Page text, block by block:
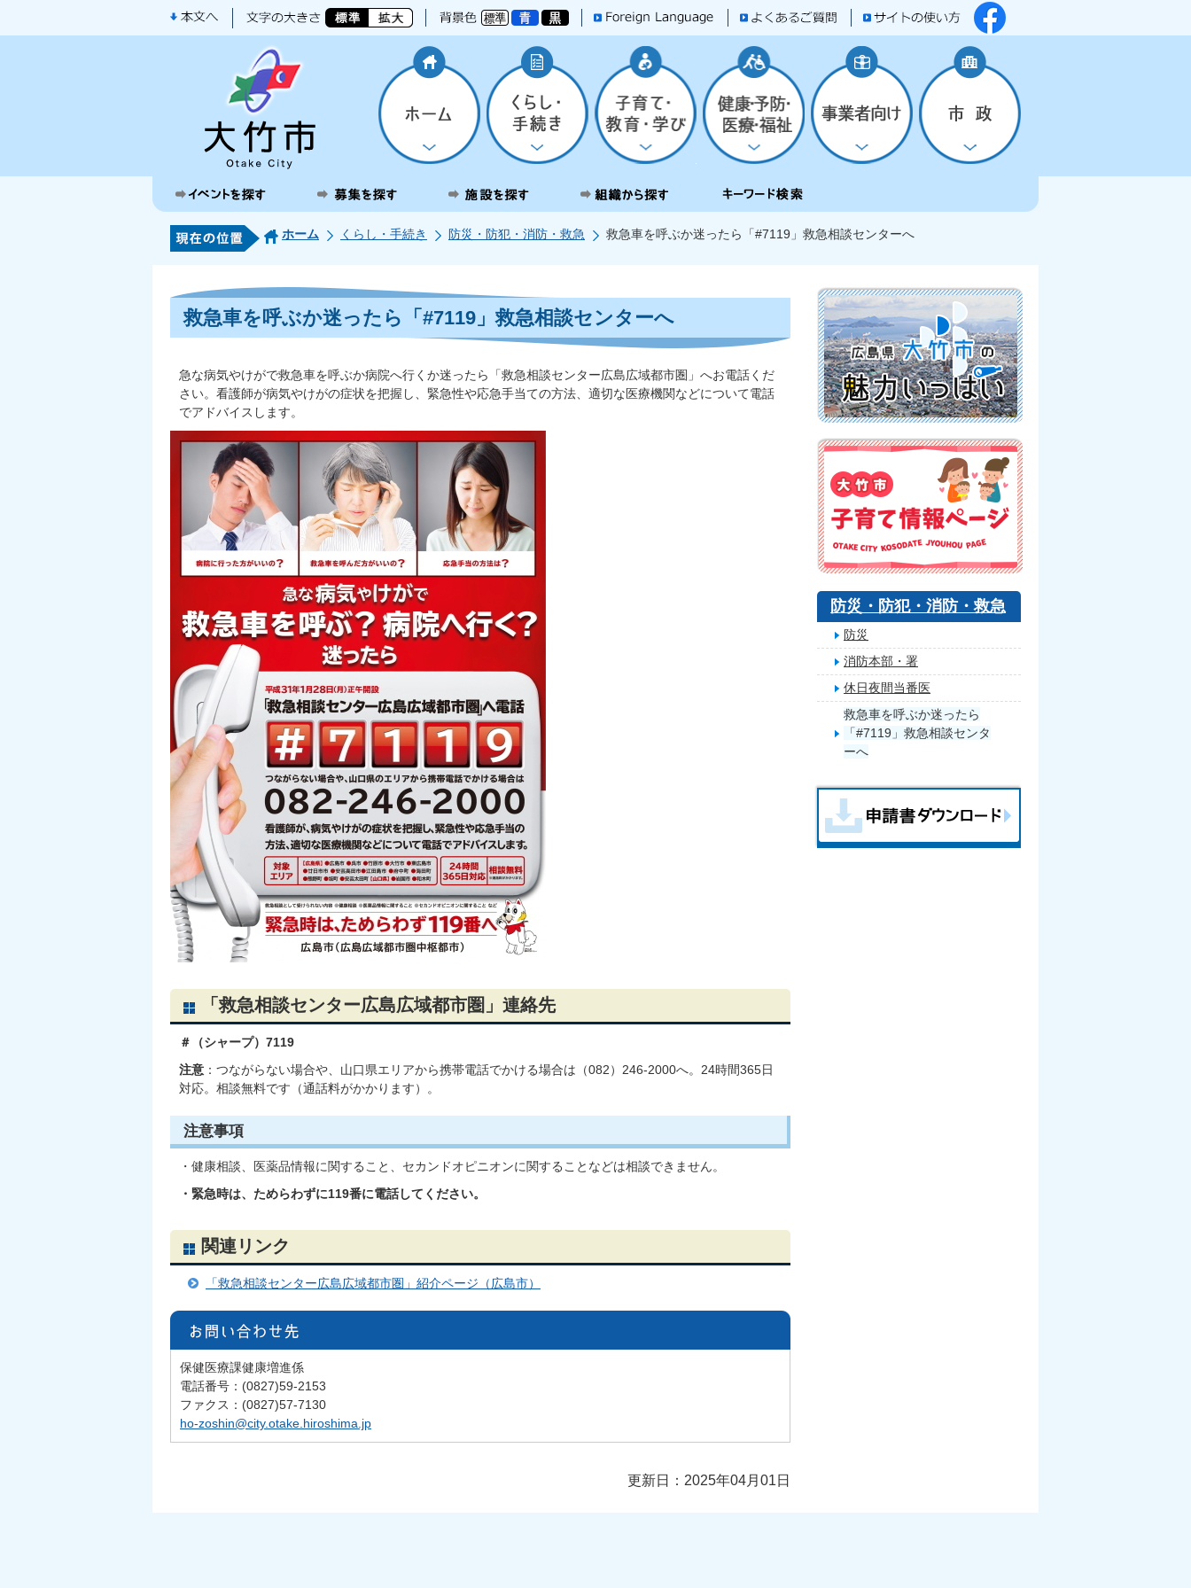
ホーム くらし・手続き 防災・防犯・消防・救急 救急車を呼ぶか迷ったら「#7119」救急相談センターへ
救急車を呼ぶか迷ったら「#7119」救急相談センターへ
急な病気やけがで救急車を呼ぶか病院へ行くか迷ったら「救急相談センター広島広域都市圏」へお電話くだ
さい。看護師が病気やけがの症状を把握し、緊急性や応急手当ての方法、適切な医療機関などについて電話
でアドバイスします。
「救急相談センター広島広域都市圏」連絡先
＃（シャープ）7119
注意 ：つながらない場合や、山口県エリアから携帯電話でかける場合は（082）246-2000へ。24時間365日
対応。相談無料です（通話料がかかります）。
注意事項
・健康相談、医薬品情報に関すること、セカンドオピニオンに関することなどは相談できません。
・緊急時は、ためらわずに119番に電話してください。
関連リンク
「救急相談センター広島広域都市圏」紹介ページ（広島市）
保健医療課健康増進係
電話番号：(0827)59-2153
ファクス：(0827)57-7130
ho-zoshin@city.otake.hiroshima.jp
更新日：2025年04月01日
防災・防犯・消防・救急
防災
消防本部・署
休日夜間当番医
救急車を呼ぶか迷ったら
「#7119」救急相談センタ
ーへ